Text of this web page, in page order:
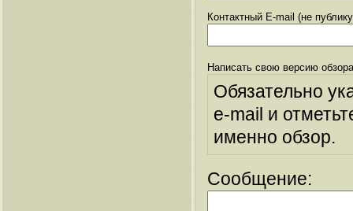
Контактный E-mail (не
Написать свою версию
Обязательно
e-mail и
именно обзор.
Сообщение: